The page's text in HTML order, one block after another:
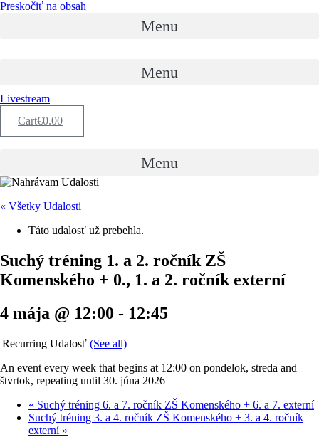
Preskočiť na obsah
Menu
Menu
Livestream
€0.00
Cart
Menu
« Všetky Udalosti
Táto udalosť už prebehla.
Suchý tréning 1. a 2. ročník ZŠ
Komenského + 0., 1. a 2. ročník externí
4 mája @ 12:00 - 12:45
|Recurring Udalosť (See all)
An event every week that begins at 12:00 on pondelok, streda and
štvrtok, repeating until 30. júna 2026
« Suchý tréning 6. a 7. ročník ZŠ Komenského + 6. a 7. externí
Suchý tréning 3. a 4. ročník ZŠ Komenského + 3. a 4. ročník
externí »